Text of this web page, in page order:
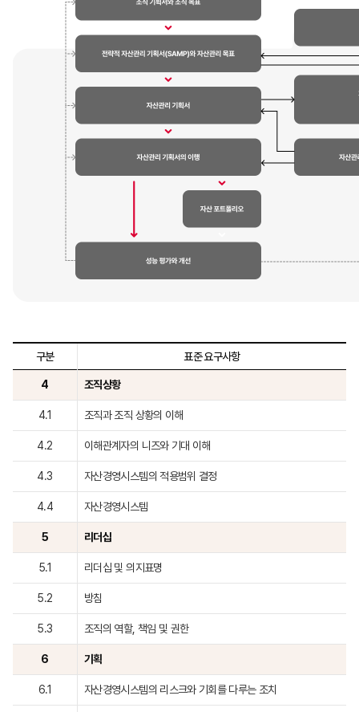
구분 표준 요구사항
4 조직상황
4.1 조직과 조직 상황의 이해
4.2 이해관계자의 니즈와 기대 이해
4.3 자산경영시스템의 적용범위 결정
4.4 자산경영시스템
5 리더십
5.1 리더십 및 의지표명
5.2 방침
5.3 조직의 역할, 책임 및 권한
6 기획
6.1 자산경영시스템의 리스크와 기회를 다루는 조치